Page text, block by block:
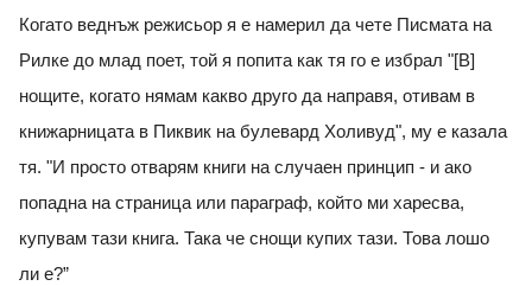
Когато веднъж режисьор я е намерил да чете Писмата на
Рилке до млад поет, той я попита как тя го е избрал "[В]
нощите, когато нямам какво друго да направя, отивам в
книжарницата в Пиквик на булевард Холивуд", му е казала
тя. "И просто отварям книги на случаен принцип - и ако
попадна на страница или параграф, който ми харесва,
купувам тази книга. Така че снощи купих тази. Това лошо
ли е?”